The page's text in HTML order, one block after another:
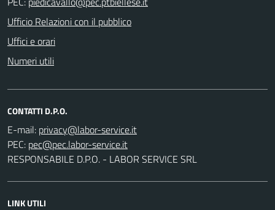
Ufficio Relazioni con il pubblico
Uffici e orari
Numeri utili
CONTATTI D.P.O.
E-mail:
PEC:
RESPONSABILE D.P.O. - LABOR SERVICE SRL
LINK UTILI